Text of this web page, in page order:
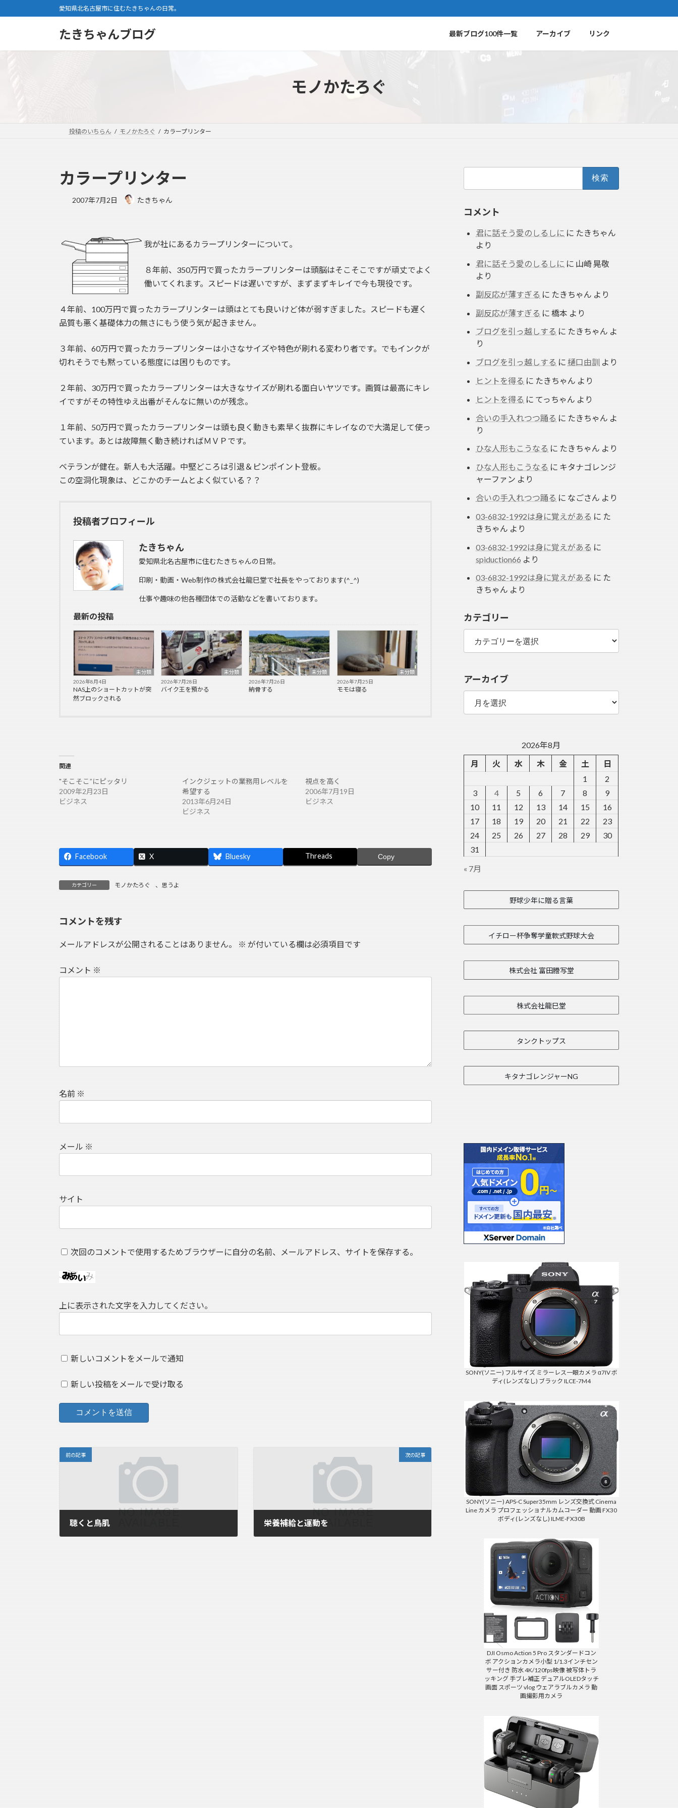
ン
ビ
愛知県北名古屋市に住むたきちゃんの日常。
たきちゃんブログ 最新ブログ100件一覧 アーカイブ リンク
モノかたろぐ
投稿のいちらん モノかたろぐ カラープリンター
カラープリンター
2007年7月2日 たきちゃん
我が社にあるカラープリンターについて。
８年前、350万円で買ったカラープリンターは頭脳はそこそこですが頑丈でよく
働いてくれます。スピードは遅いですが、まずまずキレイで今も現役です。
４年前、100万円で買ったカラープリンターは頭はとても良いけど体が弱すぎました。スピードも遅く
品質も悪く基礎体力の無さにもう使う気が起きません。
３年前、60万円で買ったカラープリンターは小さなサイズや特色が刷れる変わり者です。でもインクが
切れそうでも黙っている態度には困りものです。
２年前、30万円で買ったカラープリンターは大きなサイズが刷れる面白いヤツです。画質は最高にキレ
イですがその特性ゆえ出番がそんなに無いのが残念。
１年前、50万円で買ったカラープリンターは頭も良く動きも素早く抜群にキレイなので大満足して使っ
ています。あとは故障無く動き続ければＭＶＰです。
ベテランが健在。新人も大活躍。中堅どころは引退＆ピンポイント登板。
この空洞化現象は、どこかのチームとよく似ている？？
投稿者プロフィール
たきちゃん
愛知県北名古屋市に住むたきちゃんの日常。
印刷・動画・Web制作の株式会社龍巳堂で社長をやっております(^_^)
仕事や趣味の他各種団体での活動などを書いております。
最新の投稿
未分類
2026年8月4日
NAS上のショートカットが突
然ブロックされる
未分類
2026年7月28日
バイク王を預かる
未分類
2026年7月26日
納骨する
未分類
2026年7月25日
モモは寝る
関連
"そこそこ”にピッタリ
2009年2月23日
ビジネス
インクジェットの業務用レベルを
希望する
2013年6月24日
ビジネス
視点を高く
2006年7月19日
ビジネス
Facebook X Bluesky Threads Copy
カテゴリー モノかたろぐ 、思うよ
コメントを残す
メールアドレスが公開されることはありません。※が付いている欄は必須項目です
コメント※
名前※
メール※
サイト
次回のコメントで使用するためブラウザーに自分の名前、メールアドレス、サイトを保存する。
上に表示された文字を入力してください。
新しいコメントをメールで通知
新しい投稿をメールで受け取る
前の記事
聴くと鳥肌
2007年7月1日
次の記事
栄養補給と運動を
2007年7月3日
検
索:
コメント
君に話そう愛のしるしににたきちゃん
より
君に話そう愛のしるしにに山崎 晃敬
より
副反応が薄すぎるにたきちゃんより
副反応が薄すぎるに橋本より
ブログを引っ越しするにたきちゃんよ
り
ブログを引っ越しするに樋口由訓より
ヒントを得るにたきちゃんより
ヒントを得るにてっちゃんより
合いの手入れつつ踊るにたきちゃんよ
り
ひな人形もこうなるにたきちゃんより
ひな人形もこうなるにキタナゴレンジ
ャーファンより
合いの手入れつつ踊るになごさんより
03-6832-1992は身に覚えがあるにた
きちゃんより
03-6832-1992は身に覚えがあるに
spiduction66より
03-6832-1992は身に覚えがあるにた
きちゃんより
カテゴリー
カ
テ
ゴ
リ
ー
アーカイブ
ア
ー
カ
イ
ブ
2026年8月
月
火 水 木 金 土
日
1
2
3
4 5 6 7 8
9
10
11 12 13 14 15
16
17
18 19 20 21 22
23
24
25 26 27 28 29
30
31
« 7月
野球少年に贈る言葉
イチロー杯争奪学童軟式野球大会
株式会社 富田謄写堂
株式会社龍巳堂
タンクトップス
キタナゴレンジャーNG
SONY(ソニー) フルサイズ ミラーレス一眼カメラ α7IV ボ
ディ(レンズなし) ブラック ILCE-7M4
SONY(ソニー) APS-C Super35mm レンズ交換式 Cinema
Line カメラ プロフェッショナルカムコーダー 動画 FX30
ボディ(レンズなし) ILME-FX30B
DJI Osmo Action 5 Pro スタンダードコン
ボ アクションカメラ小型 1/1.3インチセン
サー付き 防水 4K/120fps映像 被写体トラ
ッキング 手ブレ補正 デュアルOLEDタッチ
画面 スポーツ vlog ウェアラブルカメラ 動
画撮影用カメラ